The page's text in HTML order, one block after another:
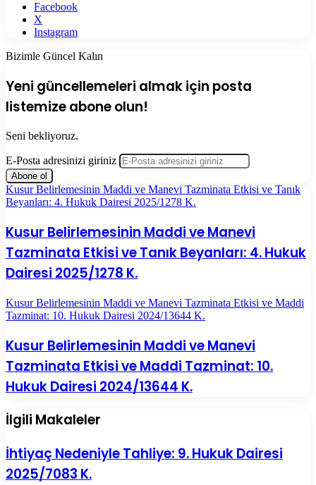
Facebook
X
Instagram
Bizimle Güncel Kalın
Yeni güncellemeleri almak için posta
listemize abone olun!
Seni bekliyoruz.
E-Posta adresinizi giriniz
Kusur Belirlemesinin Maddi ve Manevi Tazminata Etkisi ve Tanık
Beyanları: 4. Hukuk Dairesi 2025/1278 K.
Kusur Belirlemesinin Maddi ve Manevi
Tazminata Etkisi ve Tanık Beyanları: 4. Hukuk
Dairesi 2025/1278 K.
Kusur Belirlemesinin Maddi ve Manevi Tazminata Etkisi ve Maddi
Tazminat: 10. Hukuk Dairesi 2024/13644 K.
Kusur Belirlemesinin Maddi ve Manevi
Tazminata Etkisi ve Maddi Tazminat: 10.
Hukuk Dairesi 2024/13644 K.
İlgili Makaleler
İhtiyaç Nedeniyle Tahliye: 9. Hukuk Dairesi
2025/7083 K.